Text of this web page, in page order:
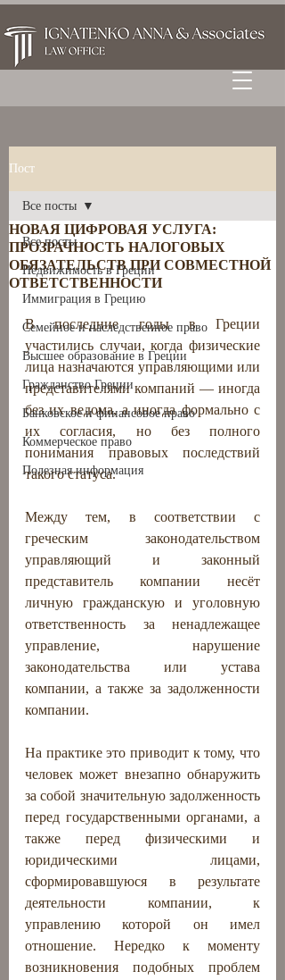
Пост
Все посты
Недвижимость в Греции
Иммиграция в Грецию
Семейное и наследственное право
Высшее образование в Греции
Гражданство Греции
Банковское и финансовое право
Коммерческое право
Полезная информация
Все посты
НОВАЯ ЦИФРОВАЯ УСЛУГА:
ПРОЗРАЧНОСТЬ НАЛОГОВЫХ
ОБЯЗАТЕЛЬСТВ ПРИ СОВМЕСТНОЙ
ОТВЕТСТВЕННОСТИ
В последние годы в Греции
участились случаи, когда физические
лица назначаются управляющими или
представителями компаний — иногда
без их ведома, а иногда формально с
их согласия, но без полного
понимания правовых последствий
такого статуса.
Между тем, в соответствии с
греческим законодательством
управляющий и законный
представитель компании несёт
личную гражданскую и уголовную
ответственность за ненадлежащее
управление, нарушение
законодательства или устава
компании, а также за задолженности
компании.
На практике это приводит к тому, что
человек может внезапно обнаружить
за собой значительную задолженность
перед государственными органами, а
также перед физическими и
юридическими лицами,
сформировавшуюся в результате
деятельности компании, к
управлению которой он имел
отношение. Нередко к моменту
возникновения подобных проблем